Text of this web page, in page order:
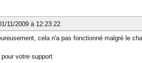
11/2009 à 12:23:22
cela n'a pas fonctionné malgré le
pour votre support